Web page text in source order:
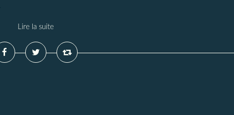
Lire la suite